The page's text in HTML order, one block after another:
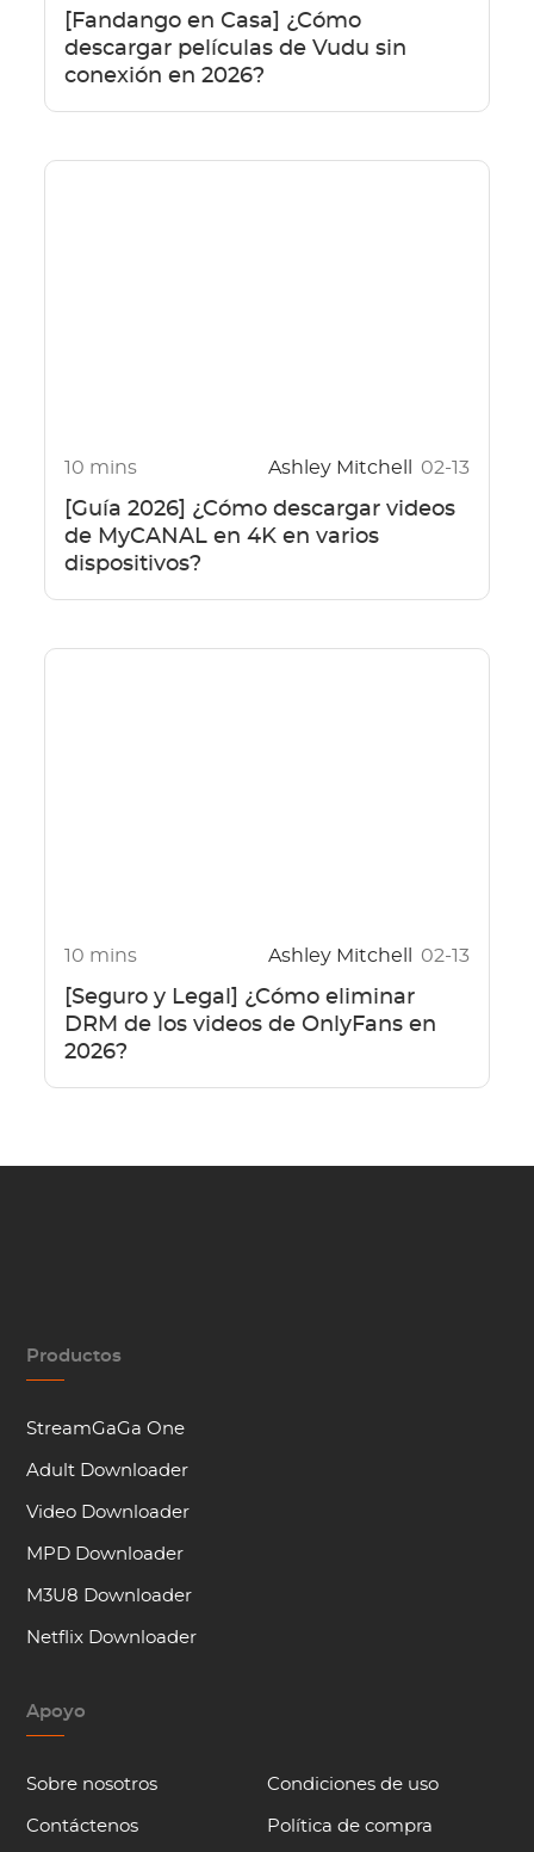
[Fandango en Casa] ¿Cómo
descargar películas de Vudu sin
conexión en 2026?
10 mins Ashley Mitchell 02-13
[Guía 2026] ¿Cómo descargar videos
de MyCANAL en 4K en varios
dispositivos?
10 mins Ashley Mitchell 02-13
[Seguro y Legal] ¿Cómo eliminar
DRM de los videos de OnlyFans en
2026?
Productos
StreamGaGa One
Adult Downloader
Video Downloader
MPD Downloader
M3U8 Downloader
Netflix Downloader
Apoyo
Sobre nosotros
Contáctenos
Condiciones de uso
Política de compra